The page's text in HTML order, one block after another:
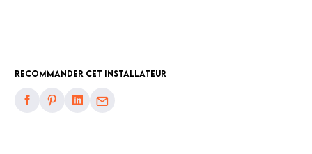
Recommander cet installateur